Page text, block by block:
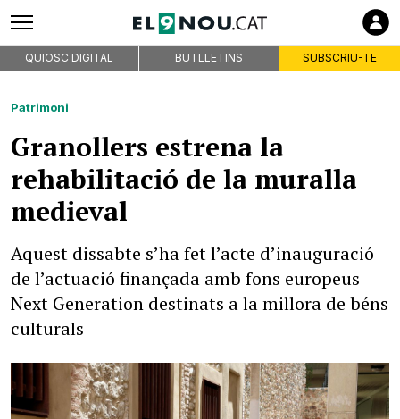
QUIOSC DIGITAL BUTLLETINS SUBSCRIU-TE
Patrimoni
Granollers estrena la
rehabilitació de la muralla
medieval
Aquest dissabte s’ha fet l’acte d’inauguració
de l’actuació finançada amb fons europeus
Next Generation destinats a la millora de béns
culturals